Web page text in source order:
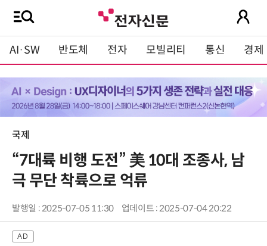
AI·SW 반도체 전자 모빌리티 통신 경제
국제
“7대륙 비행 도전” 美 10대 조종사, 남
극 무단 착륙으로 억류
발행일 : 2025-07-05 11:30 업데이트 : 2025-07-04 20:22